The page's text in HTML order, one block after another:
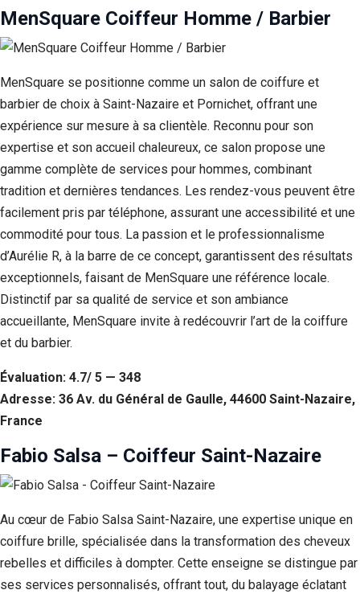
MenSquare Coiffeur Homme / Barbier
MenSquare se positionne comme un salon de coiffure et
barbier de choix à Saint-Nazaire et Pornichet, offrant une
expérience sur mesure à sa clientèle. Reconnu pour son
expertise et son accueil chaleureux, ce salon propose une
gamme complète de services pour hommes, combinant
tradition et dernières tendances. Les rendez-vous peuvent être
facilement pris par téléphone, assurant une accessibilité et une
commodité pour tous. La passion et le professionnalisme
d’Aurélie R, à la barre de ce concept, garantissent des résultats
exceptionnels, faisant de MenSquare une référence locale.
Distinctif par sa qualité de service et son ambiance
accueillante, MenSquare invite à redécouvrir l’art de la coiffure
et du barbier.
Évaluation: 4.7/ 5 — 348
Adresse: 36 Av. du Général de Gaulle, 44600 Saint-Nazaire,
France
Fabio Salsa – Coiffeur Saint-Nazaire
Au cœur de Fabio Salsa Saint-Nazaire, une expertise unique en
coiffure brille, spécialisée dans la transformation des cheveux
rebelles et difficiles à dompter. Cette enseigne se distingue par
ses services personnalisés, offrant tout, du balayage éclatant